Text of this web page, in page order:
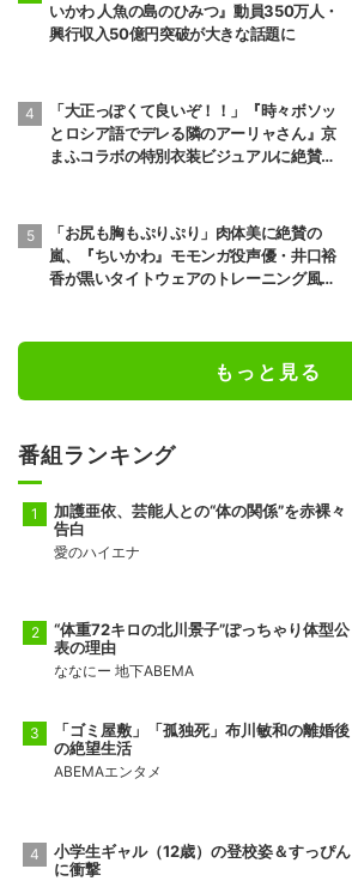
いかわ 人魚の島のひみつ』動員350万人・
興行収入50億円突破が大きな話題に
「大正っぽくて良いぞ！！」『時々ボソッ
とロシア語でデレる隣のアーリャさん』京
まふコラボの特別衣装ビジュアルに絶賛の
「お尻も胸もぷりぷり」肉体美に絶賛の
嵐、『ちいかわ』モモンガ役声優・井口裕
香が黒いタイトウェアのトレーニング風景
もっと見る
番組ランキング
加護亜依、芸能人との“体の関係”を赤裸々
告白
愛のハイエナ
“体重72キロの北川景子”ぽっちゃり体型公
表の理由
ななにー 地下ABEMA
「ゴミ屋敷」「孤独死」布川敏和の離婚後
の絶望生活
ABEMAエンタメ
小学生ギャル（12歳）の登校姿＆すっぴん
に衝撃